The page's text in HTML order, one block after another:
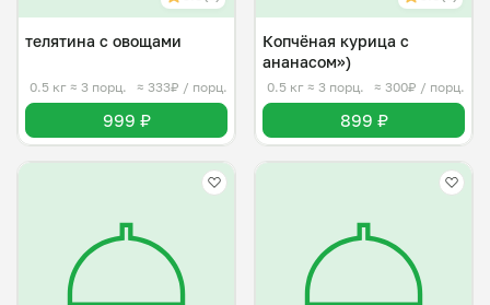
телятина с овощами
0.5 кг ≈ 3 порц. ≈ 333₽ / порц.
999 ₽
Копчёная курица с
ананасом»)
0.5 кг ≈ 3 порц. ≈ 300₽ / порц.
899 ₽